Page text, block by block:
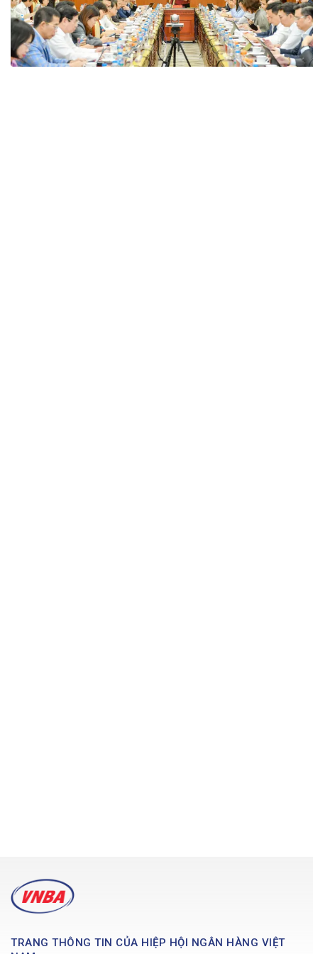
Bộ Chuẩn mực Đạo đức nghề nghiệp
Đối tác
Đấu
Thanh
Nhà
TRANG THÔNG TIN CỦA HIỆP HỘI NGÂN HÀNG VIỆT